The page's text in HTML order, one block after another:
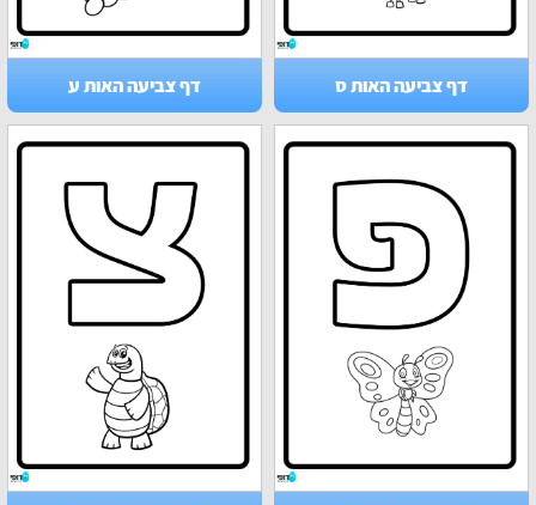
דף צביעה האות ס דף צביעה האות ע